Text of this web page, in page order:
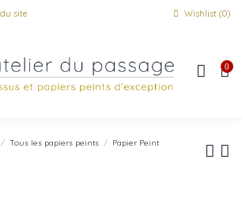
site Wishlist (0)
0
Tous les papiers peints
Papier Peint